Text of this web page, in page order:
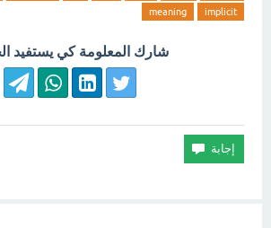
implicit
meaning
شارك المعلومة كي يستفيد